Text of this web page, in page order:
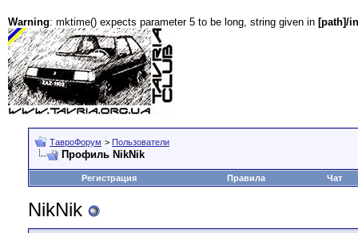
Warning: mktime() expects parameter 5 to be long, string given in [path]/
ТавроФорум > Пользователи
Профиль NikNik
Регистрация Правила Чат
NikNik